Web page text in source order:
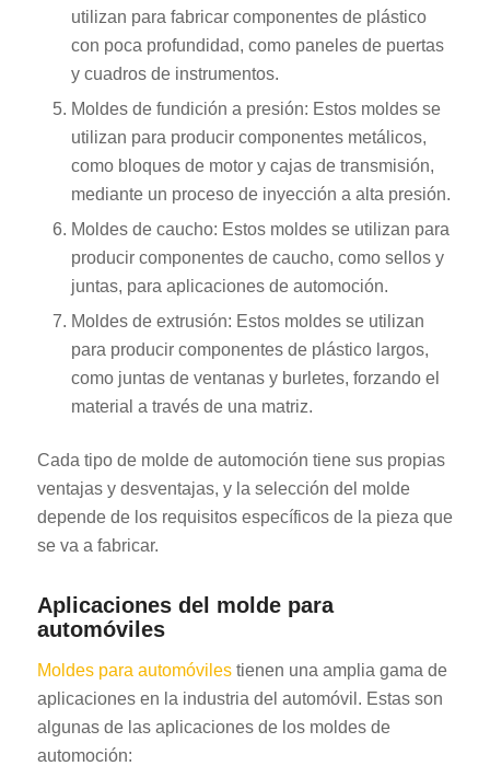
utilizan para fabricar componentes de plástico
con poca profundidad, como paneles de puertas
y cuadros de instrumentos.
Moldes de fundición a presión: Estos moldes se
utilizan para producir componentes metálicos,
como bloques de motor y cajas de transmisión,
mediante un proceso de inyección a alta presión.
Moldes de caucho: Estos moldes se utilizan para
producir componentes de caucho, como sellos y
juntas, para aplicaciones de automoción.
Moldes de extrusión: Estos moldes se utilizan
para producir componentes de plástico largos,
como juntas de ventanas y burletes, forzando el
material a través de una matriz.
Cada tipo de molde de automoción tiene sus propias
ventajas y desventajas, y la selección del molde
depende de los requisitos específicos de la pieza que
se va a fabricar.
Aplicaciones del molde para
automóviles
Moldes para automóvilestienen una amplia gama de
aplicaciones en la industria del automóvil. Estas son
algunas de las aplicaciones de los moldes de
automoción: